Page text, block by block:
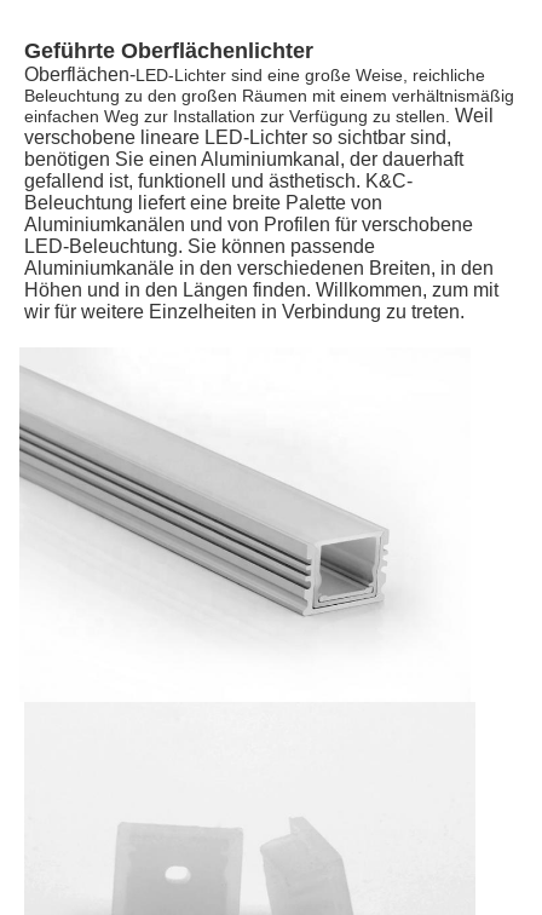
Geführte Oberflächenlichter
Oberflächen-LED-Lichter sind eine große Weise, reichliche
Beleuchtung zu den großen Räumen mit einem verhältnismäßig
einfachen Weg zur Installation zur Verfügung zu stellen. Weil
verschobene lineare LED-Lichter so sichtbar sind,
benötigen Sie einen Aluminiumkanal, der dauerhaft
gefallend ist, funktionell und ästhetisch. K&C-
Beleuchtung liefert eine breite Palette von
Aluminiumkanälen und von Profilen für verschobene
LED-Beleuchtung. Sie können passende
Aluminiumkanäle in den verschiedenen Breiten, in den
Höhen und in den Längen finden. Willkommen, zum mit
wir für weitere Einzelheiten in Verbindung zu treten.